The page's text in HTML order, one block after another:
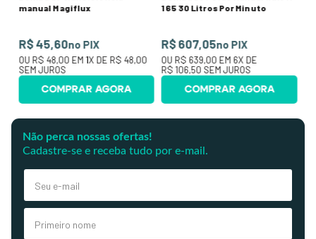
manual Magiflux
R$ 45,60no PIX
OU R$ 48,00 EM1X DE R$ 48,00
SEM JUROS
COMPRAR AGORA
165 30 Litros Por Minuto
R$ 607,05no PIX
OU R$ 639,00 EM 6X DE
R$ 106,50 SEM JUROS
COMPRAR AGORA
Não perca nossas ofertas!
Cadastre-se e receba tudo por e-mail.